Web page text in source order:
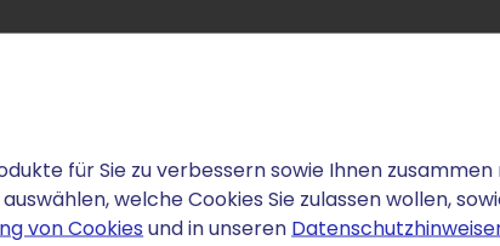
für Sie zu verbessern sowie Ihnen zusammen
welche Cookies Sie zulassen wollen,
von Cookies und in unseren